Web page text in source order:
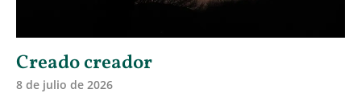
Creado creador
8 de julio de 2026